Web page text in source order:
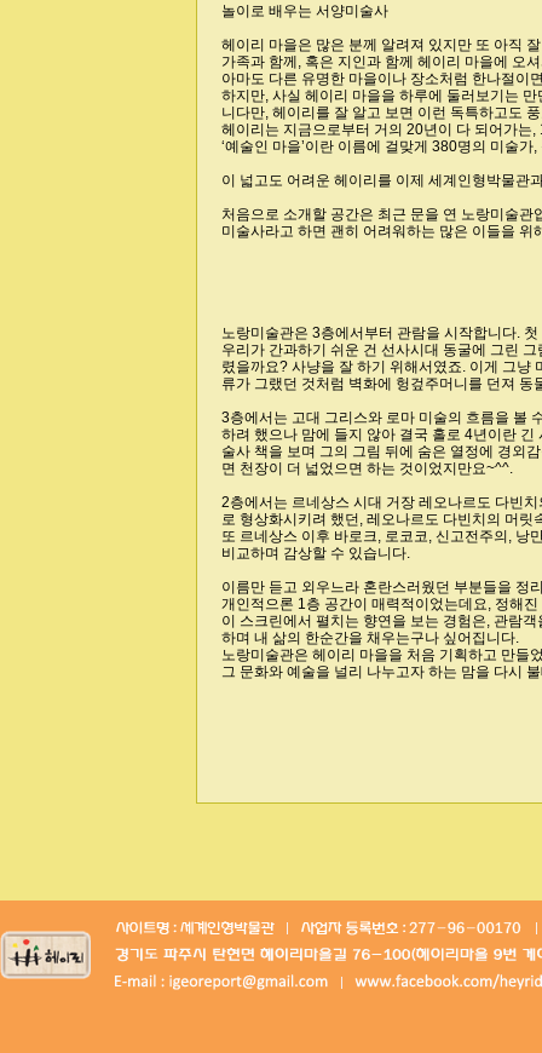
놀이로 배우는 서양미술사
헤이리 마을은 많은 분께 알려져 있지만 또 아직
가족과 함께, 혹은 지인과 함께 헤이리 마을에 오
아마도 다른 유명한 마을이나 장소처럼 한나절이
니다만, 헤이리를 잘 알고 보면 이런 독특하고도
헤이리는 지금으로부터 거의 20년이 다 되어가
‘예술인 마을’이란 이름에 걸맞게 380명의 미술
이 넓고도 어려운 헤이리를 이제 세계인형박물관
미술사라고 하면 괜히 어려워하는 많은 이들을 위
류가 그랬던 것처럼 벽화에 헝겊주머니를 던져 동
면 천장이 더 넓었으면 하는 것이었지만요~^^.
로 형상화시키려 했던, 레오나르도 다빈치의 머
비교하며 감상할 수 있습니다.
이름만 듣고 외우느라 혼란스러웠던 부분들을 정
하며 내 삶의 한순간을 채우는구나 싶어집니다.
그 문화와 예술을 널리 나누고자 하는 맘을 다시